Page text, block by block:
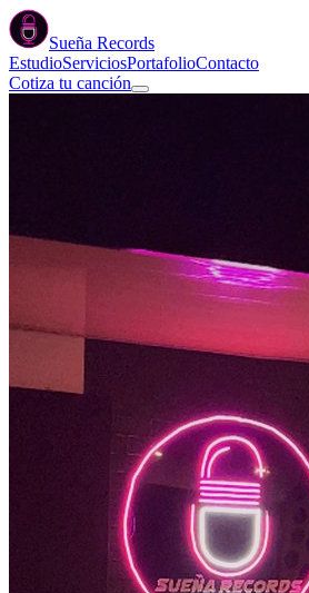
Sueña Records
EstudioServiciosPortafolioContacto
Cotiza tu canción